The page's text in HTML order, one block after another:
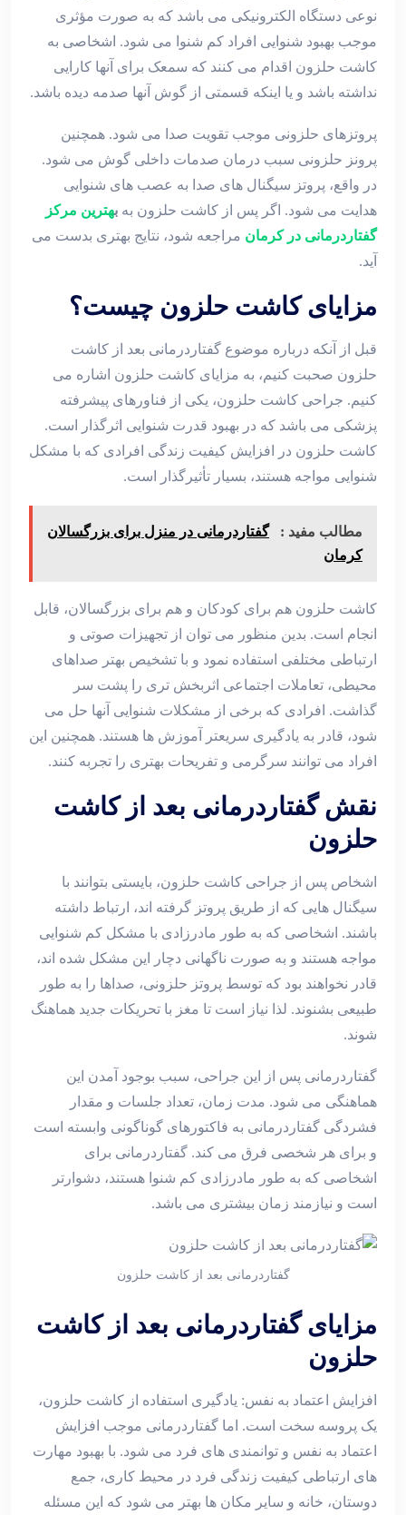
نوعی دستگاه الکترونیکی می باشد که به صورت مؤثری
موجب بهبود شنوایی افراد کم شنوا می شود. اشخاصی به
کاشت حلزون اقدام می کنند که سمعک برای آنها کارایی
نداشته باشد و یا اینکه قسمتی از گوش آنها صدمه دیده باشد.
پروتزهای حلزونی موجب تقویت صدا می شود. همچنین
پرونز حلزونی سبب درمان صدمات داخلی گوش می شود.
در واقع، پروتز سیگنال های صدا به عصب های شنوایی
هدایت می شود. اگر پس از کاشت حلزون به بهترین مرکز
گفتاردرمانی در کرمان مراجعه شود، نتایج بهتری بدست می
آید.
مزایای کاشت حلزون چیست؟
قبل از آنکه درباره موضوع گفتاردرمانی بعد از کاشت
حلزون صحبت کنیم، به مزایای کاشت حلزون اشاره می
کنیم. جراحی کاشت حلزون، یکی از فناورهای پیشرفته
پزشکی می باشد که در بهبود قدرت شنوایی اثرگذار است.
کاشت حلزون در افزایش کیفیت زندگی افرادی که با مشکل
شنوایی مواجه هستند، بسیار تأثیرگذار است.
مطالب مفید :
گفتاردرمانی در منزل برای بزرگسالان
کرمان
کاشت حلزون هم برای کودکان و هم برای بزرگسالان، قابل
انجام است. بدین منظور می توان از تجهیزات صوتی و
ارتباطی مختلفی استفاده نمود و با تشخیص بهتر صداهای
محیطی، تعاملات اجتماعی اثربخش تری را پشت سر
گذاشت. افرادی که برخی از مشکلات شنوایی آنها حل می
شود، قادر به یادگیری سریعتر آموزش ها هستند. همچنین این
افراد می توانند سرگرمی و تفریحات بهتری را تجربه کنند.
نقش گفتاردرمانی بعد از کاشت
حلزون
اشخاص پس از جراحی کاشت حلزون، بایستی بتوانند با
سیگنال هایی که از طریق پروتز گرفته اند، ارتباط داشته
باشند. اشخاصی که به طور مادرزادی با مشکل کم شنوایی
مواجه هستند و به صورت ناگهانی دچار این مشکل شده اند،
قادر نخواهند بود که توسط پروتز حلزونی، صداها را به طور
طبیعی بشنوند. لذا نیاز است تا مغز با تحریکات جدید هماهنگ
شوند.
گفتاردرمانی پس از این جراحی، سبب بوجود آمدن این
هماهنگی می شود. مدت زمان، تعداد جلسات و مقدار
فشردگی گفتاردرمانی به فاکتورهای گوناگونی وابسته است
و برای هر شخصی فرق می کند. گفتاردرمانی برای
اشخاصی که به طور مادرزادی کم شنوا هستند، دشوارتر
است و نیازمند زمان بیشتری می باشد.
گفتاردرمانی بعد از کاشت حلزون
مزایای گفتاردرمانی بعد از کاشت
حلزون
افزایش اعتماد به نفس: یادگیری استفاده از کاشت حلزون،
یک پروسه سخت است. اما گفتاردرمانی موجب افزایش
اعتماد به نفس و توانمندی های فرد می شود. با بهبود مهارت
های ارتباطی کیفیت زندگی فرد در محیط کاری، جمع
دوستان، خانه و سایر مکان ها بهتر می شود که این مسئله